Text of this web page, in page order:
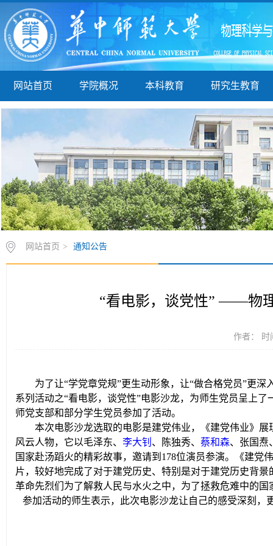
网站首页 学院概况 本科教育 研究生教育
网站首页 > 通知公告
“看电影，谈党性” ——物
作者： 时
为了让“学党章党规”更生动形象，让“做合格党员”更
系列活动之“看电影，谈党性”电影沙龙，为师生党员呈上
师党支部和部分学生党员参加了活动。
本次电影沙龙选取的电影是建党伟业，《建党伟业》展
风云人物，它以毛泽东、 李大钊 、陈独秀、 蔡和森、张国焘
国家赴汤蹈火的精彩故事，邀请到178位演员参演。《建党
片，较好地完成了对于建党历史、特别是对于建党历史背
革命先烈们为了解救人民与水火之中，为了拯救危难中的
参加活动的师生表示，此次电影沙龙让自己的感受深刻，